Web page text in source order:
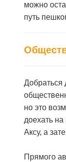
можно
путь
Добраться
но это
доехать
Аксу, а
Прямого